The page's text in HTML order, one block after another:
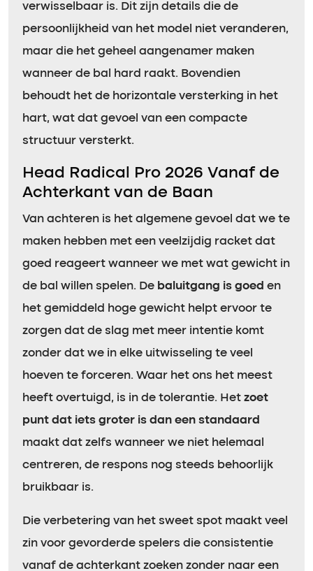
verwisselbaar is. Dit zijn details die de
persoonlijkheid van het model niet veranderen,
maar die het geheel aangenamer maken
wanneer de bal hard raakt. Bovendien
behoudt het de horizontale versterking in het
hart, wat dat gevoel van een compacte
structuur versterkt.
Head Radical Pro 2026 Vanaf de
Achterkant van de Baan
Van achteren is het algemene gevoel dat we te
maken hebben met een veelzijdig racket dat
goed reageert wanneer we met wat gewicht in
de bal willen spelen. De baluitgang is goed en
het gemiddeld hoge gewicht helpt ervoor te
zorgen dat de slag met meer intentie komt
zonder dat we in elke uitwisseling te veel
hoeven te forceren. Waar het ons het meest
heeft overtuigd, is in de tolerantie. Het zoet
punt dat iets groter is dan een standaard
maakt dat zelfs wanneer we niet helemaal
centreren, de respons nog steeds behoorlijk
bruikbaar is.
Die verbetering van het sweet spot maakt veel
zin voor gevorderde spelers die consistentie
vanaf de achterkant zoeken zonder naar een